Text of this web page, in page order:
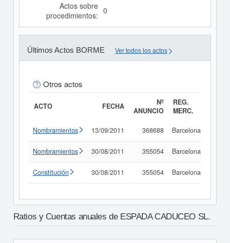
Actos sobre
procedimientos: 0
Últimos Actos BORME Ver todos los actos
Otros actos
ACTO FECHA
Nº
ANUNCIO
REG.
MERC.
Nombramientos 13/09/2011 368688 Barcelona
Nombramientos 30/08/2011 355054 Barcelona
Constitución 30/08/2011 355054 Barcelona
Ratios y Cuentas anuales de ESPADA CADUCEO SL.